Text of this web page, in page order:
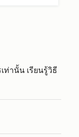
ท่านั้น เรียนรู้วิธี